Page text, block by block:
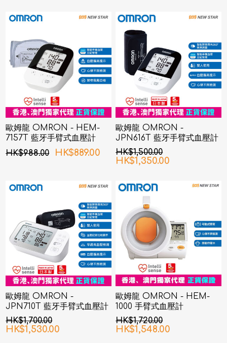
歐姆龍 OMRON - HEM-
7157T 藍牙手臂式血壓計
HK$988.00
HK$889.00
歐姆龍 OMRON -
JPN616T 藍牙手臂式血壓計
HK$1,500.00
HK$1,350.00
歐姆龍 OMRON -
JPN710T 藍牙手臂式血壓計
HK$1,700.00
HK$1,530.00
歐姆龍 OMRON - HEM-
1000 手臂式血壓計
HK$1,720.00
HK$1,548.00